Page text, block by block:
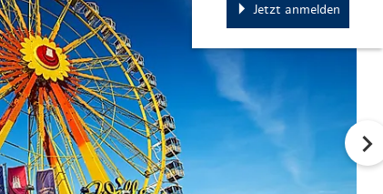
Jetzt anmelden